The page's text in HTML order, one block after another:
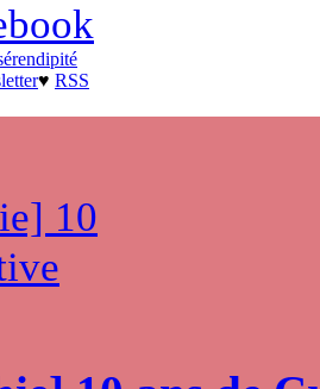
♥ RSS